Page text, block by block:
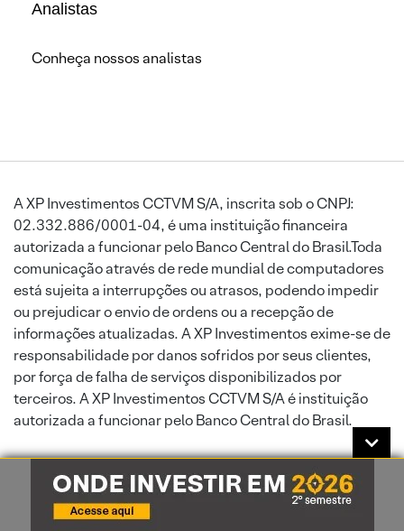
Analistas
Conheça nossos analistas
A XP Investimentos CCTVM S/A, inscrita sob o CNPJ:
02.332.886/0001-04, é uma instituição financeira
autorizada a funcionar pelo Banco Central do Brasil.Toda
comunicação através de rede mundial de computadores
está sujeita a interrupções ou atrasos, podendo impedir
ou prejudicar o envio de ordens ou a recepção de
informações atualizadas. A XP Investimentos exime-se de
responsabilidade por danos sofridos por seus clientes,
por força de falha de serviços disponibilizados por
terceiros. A XP Investimentos CCTVM S/A é instituição
autorizada a funcionar pelo Banco Central do Brasil.